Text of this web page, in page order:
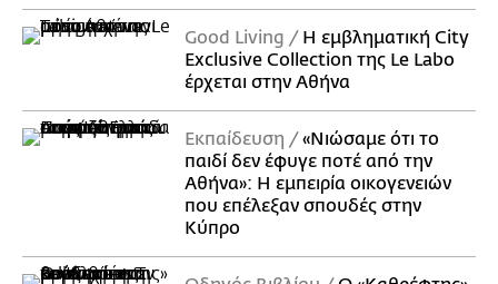
Good Living
Η εμβληματική City
Exclusive Collection της Le Labo
έρχεται στην Αθήνα
Εκπαίδευση
«Νιώσαμε ότι το
παιδί δεν έφυγε ποτέ από την
Αθήνα»: Η εμπειρία οικογενειών
που επέλεξαν σπουδές στην
Κύπρο